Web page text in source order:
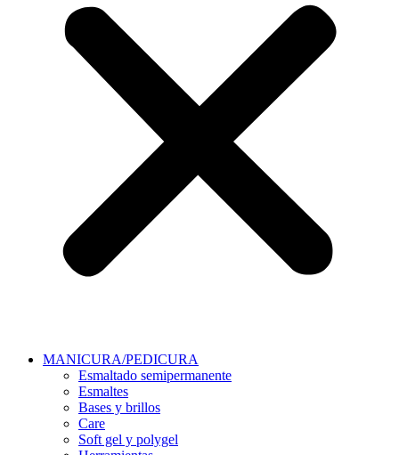
MANICURA/PEDICURA
Esmaltado semipermanente
Esmaltes
Bases y brillos
Care
Soft gel y polygel